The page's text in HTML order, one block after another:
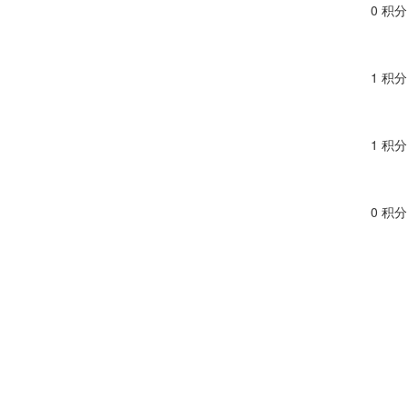
0 积分
1 积分
1 积分
0 积分